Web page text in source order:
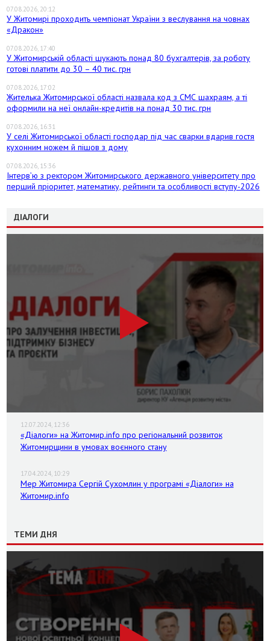
07.08.2026, 20:12
У Житомирі проходить чемпіонат України з веслування на човнах
«Дракон»
07.08.2026, 17:40
У Житомирській області шукають понад 80 бухгалтерів, за роботу
готові платити до 30 – 40 тис. грн
07.08.2026, 17:02
Жителька Житомирської області назвала код з СМС шахраям, а ті
оформили на неї онлайн-кредитів на понад 30 тис. грн
07.08.2026, 16:31
У селі Житомирської області господар під час сварки вдарив гостя
кухонним ножем й пішов з дому
07.08.2026, 15:36
Інтерв’ю з ректором Житомирського державного університету про
перший пріоритет, математику, рейтинги та особливості вступу-2026
ДІАЛОГИ
12.07.2024, 12:36
«Діалоги» на Житомир.info про регіональний розвиток
Житомирщини в умовах воєнного стану
17.04.2024, 10:29
Мер Житомира Сергій Сухомлин у програмі «Діалоги» на
Житомир.info
ТЕМИ ДНЯ